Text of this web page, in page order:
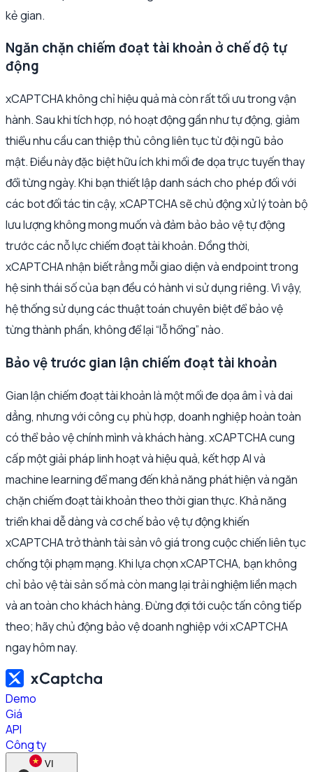
kẻ gian.
Ngăn chặn chiếm đoạt tài khoản ở chế độ tự
động
xCAPTCHA không chỉ hiệu quả mà còn rất tối ưu trong vận
hành. Sau khi tích hợp, nó hoạt động gần như tự động, giảm
thiểu nhu cầu can thiệp thủ công liên tục từ đội ngũ bảo
mật. Điều này đặc biệt hữu ích khi mối đe dọa trực tuyến thay
đổi từng ngày. Khi bạn thiết lập danh sách cho phép đối với
các bot đối tác tin cậy, xCAPTCHA sẽ chủ động xử lý toàn bộ
lưu lượng không mong muốn và đảm bảo bảo vệ tự động
trước các nỗ lực chiếm đoạt tài khoản. Đồng thời,
xCAPTCHA nhận biết rằng mỗi giao diện và endpoint trong
hệ sinh thái số của bạn đều có hành vi sử dụng riêng. Vì vậy,
hệ thống sử dụng các thuật toán chuyên biệt để bảo vệ
từng thành phần, không để lại “lỗ hổng” nào.
Bảo vệ trước gian lận chiếm đoạt tài khoản
Gian lận chiếm đoạt tài khoản là một mối đe dọa âm ỉ và dai
dẳng, nhưng với công cụ phù hợp, doanh nghiệp hoàn toàn
có thể bảo vệ chính mình và khách hàng. xCAPTCHA cung
cấp một giải pháp linh hoạt và hiệu quả, kết hợp AI và
machine learning để mang đến khả năng phát hiện và ngăn
chặn chiếm đoạt tài khoản theo thời gian thực. Khả năng
triển khai dễ dàng và cơ chế bảo vệ tự động khiến
xCAPTCHA trở thành tài sản vô giá trong cuộc chiến liên tục
chống tội phạm mạng. Khi lựa chọn xCAPTCHA, bạn không
chỉ bảo vệ tài sản số mà còn mang lại trải nghiệm liền mạch
và an toàn cho khách hàng. Đừng đợi tới cuộc tấn công tiếp
theo; hãy chủ động bảo vệ doanh nghiệp với xCAPTCHA
ngay hôm nay.
Demo
Giá
API
Công ty
VI